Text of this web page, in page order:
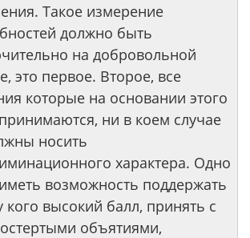
Такое измерение
должно быть
на добровольной
это первое. Второе, все
которые на основании этого
ни в коем случае
носить
характера. Одно
возможность поддержать
кого высокий балл, принять с
объятиями,